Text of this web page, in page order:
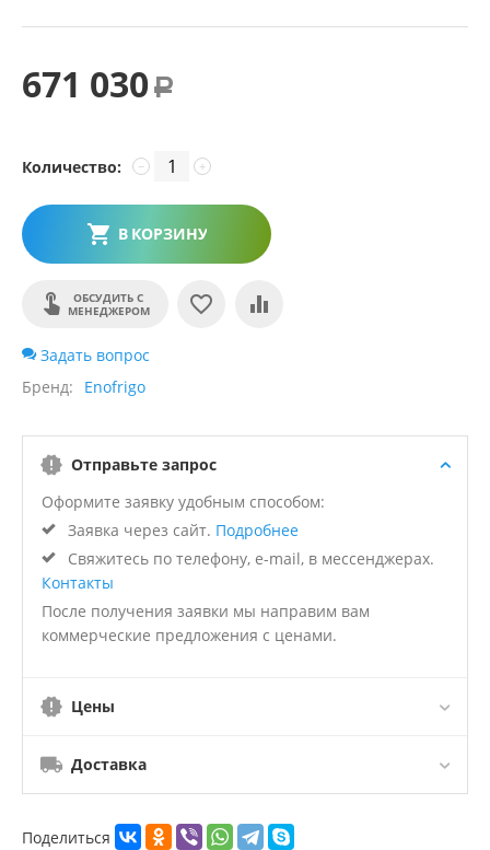
671 030 Р
Количество: +
−
В КОРЗИНУ
ОБСУДИТЬ С
МЕНЕДЖЕРОМ
Задать вопрос
Бренд
Enofrigo
Отправьте запрос
Оформите заявку удобным способом:
Заявка через сайт. Подробнее
Свяжитесь по телефону, e-mail, в мессенджерах.
Контакты
После получения заявки мы направим вам
коммерческие предложения с ценами.
Цены
Доставка
Поделиться